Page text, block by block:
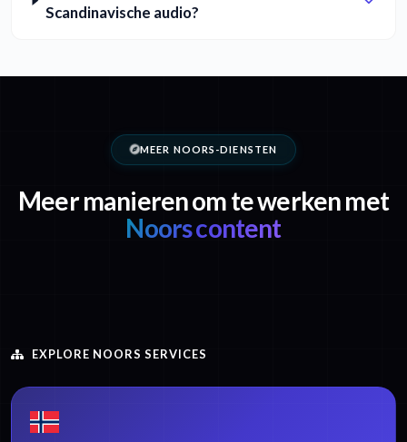
Scandinavische audio?
MEER NOORS-DIENSTEN
Meer manieren om te werken met
Noors content
EXPLORE NOORS SERVICES